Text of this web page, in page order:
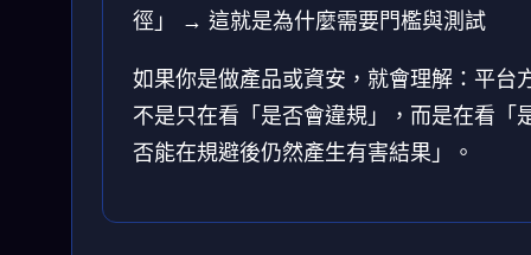
徑」
→ 這就是為什麼需要門檻與測試
如果你是做產品或資安，就會理解：平台
不是只在看「是否會違規」，而是在看「
否能在規避後仍然產生有害結果」。